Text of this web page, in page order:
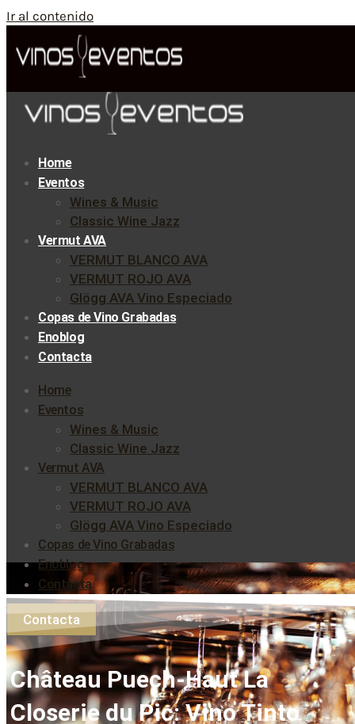
Ir al contenido
Home
Eventos
Wines & Music
Classic Wine Jazz
Vermut AVA
VERMUT BLANCO AVA
VERMUT ROJO AVA
Glögg AVA Vino Especiado
Copas de Vino Grabadas
Enoblog
Contacta
Home
Eventos
Wines & Music
Classic Wine Jazz
Vermut AVA
VERMUT BLANCO AVA
VERMUT ROJO AVA
Glögg AVA Vino Especiado
Copas de Vino Grabadas
Enoblog
Contacta
Contacta
Château Puech-Haut La
Closerie du Pic: Vino Tinto